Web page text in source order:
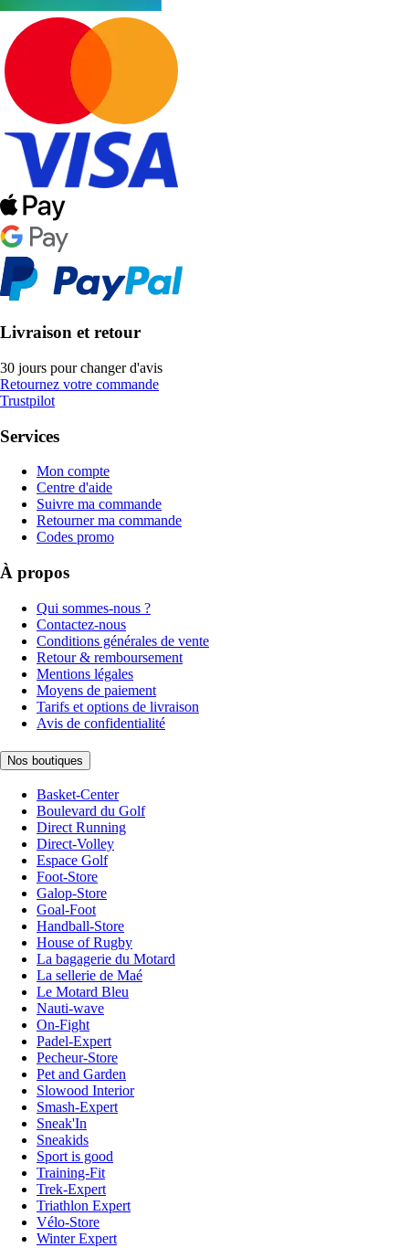
Livraison et retour
30 jours pour changer d'avis
Retournez votre commande
Trustpilot
Services
Mon compte
Centre d'aide
Suivre ma commande
Retourner ma commande
Codes promo
À propos
Qui sommes-nous ?
Contactez-nous
Conditions générales de vente
Retour & remboursement
Mentions légales
Moyens de paiement
Tarifs et options de livraison
Avis de confidentialité
Nos boutiques
Basket-Center
Boulevard du Golf
Direct Running
Direct-Volley
Espace Golf
Foot-Store
Galop-Store
Goal-Foot
Handball-Store
House of Rugby
La bagagerie du Motard
La sellerie de Maé
Le Motard Bleu
Nauti-wave
On-Fight
Padel-Expert
Pecheur-Store
Pet and Garden
Slowood Interior
Smash-Expert
Sneak'In
Sneakids
Sport is good
Training-Fit
Trek-Expert
Triathlon Expert
Vélo-Store
Winter Expert